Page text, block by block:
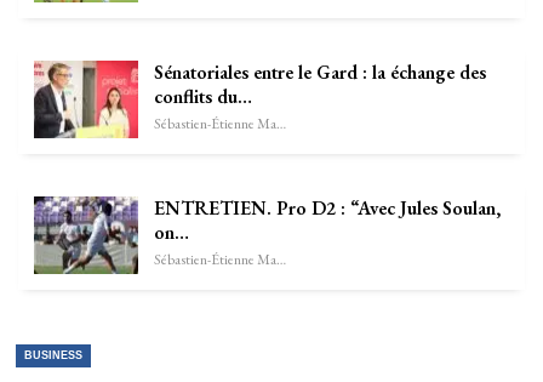
Sénatoriales entre le Gard : la échange des
conflits du…
Sébastien-Étienne Marechal
ENTRETIEN. Pro D2 : “Avec Jules Soulan,
on…
Sébastien-Étienne Marechal
BUSINESS